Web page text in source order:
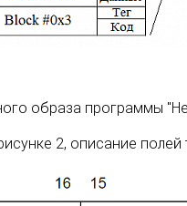
образа программы
2, описание